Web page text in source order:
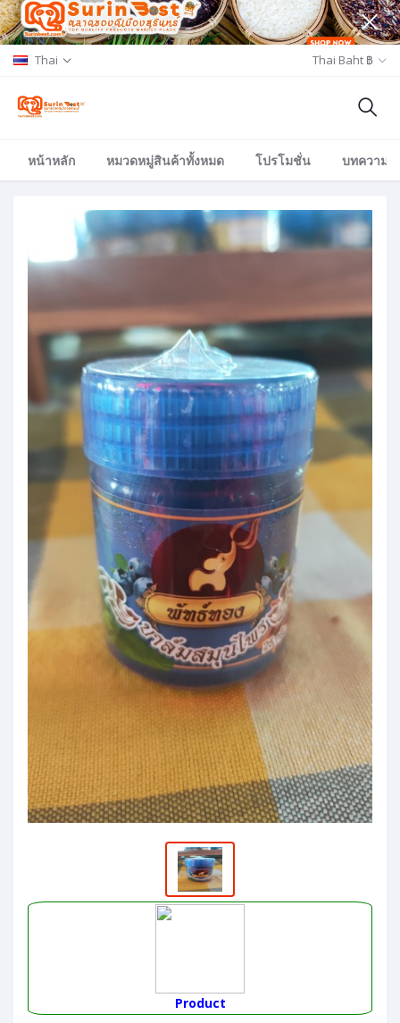
Thai Thai Baht ฿
หน้าหลัก หมวดหมู่สินค้าทั้งหมด โปรโมชั่น บทความ/
Product